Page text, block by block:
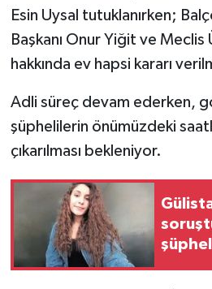
Esin Uysal tutuklanırken;
Başkanı Onur Yiğit ve Meclis
hakkında ev hapsi kararı
Adli süreç devam ederken,
şüphelilerin önümüzdeki
çıkarılması bekleniyor.